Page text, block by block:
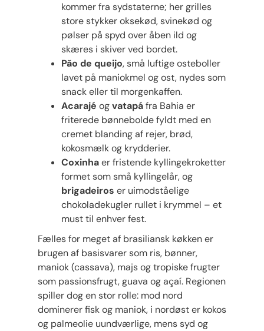
kommer fra sydstaterne; her grilles
store stykker oksekød, svinekød og
pølser på spyd over åben ild og
skæres i skiver ved bordet.
Pão de queijo, små luftige osteboller
lavet på maniokmel og ost, nydes som
snack eller til morgenkaffen.
Acarajé ogvatapáfra Bahia er
friterede bønnebolde fyldt med en
cremet blanding af rejer, brød,
kokosmælk og krydderier.
Coxinhaer fristende kyllingekroketter
formet som små kyllingelår, og
brigadeiros er uimodståelige
chokoladekugler rullet i krymmel – et
must til enhver fest.
Fælles for meget af brasiliansk køkken er
brugen af basisvarer som ris, bønner,
maniok (cassava), majs og tropiske frugter
som passionsfrugt, guava og açaí. Regionen
spiller dog en stor rolle: mod nord
dominerer fisk og maniok, i nordøst er kokos
og palmeolie uundværlige, mens syd og